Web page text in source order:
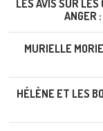
LES AVIS SUR
ANGER
MURIELLE
HÉLÈNE ET LES